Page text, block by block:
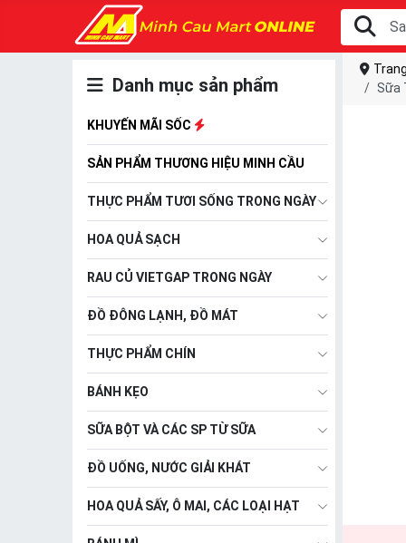
Danh mục sản phẩm
KHUYẾN MÃI SỐC
SẢN PHẨM THƯƠNG HIỆU MINH CẦU
THỰC PHẨM TƯƠI SỐNG TRONG NGÀY
HOA QUẢ SẠCH
RAU CỦ VIETGAP TRONG NGÀY
ĐỒ ĐÔNG LẠNH, ĐỒ MÁT
THỰC PHẨM CHÍN
BÁNH KẸO
SỮA BỘT VÀ CÁC SP TỪ SỮA
ĐỒ UỐNG, NƯỚC GIẢI KHÁT
HOA QUẢ SẤY, Ô MAI, CÁC LOẠI HẠT
Sữa